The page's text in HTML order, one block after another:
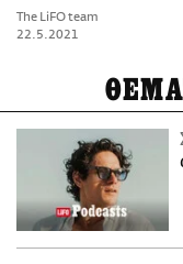
The LiFO team
22.5.2021